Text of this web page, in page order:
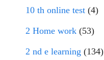
10 th online test (4)
2 Home work (53)
2 nd e learning (134)